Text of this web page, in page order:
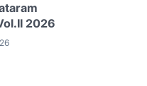
2026